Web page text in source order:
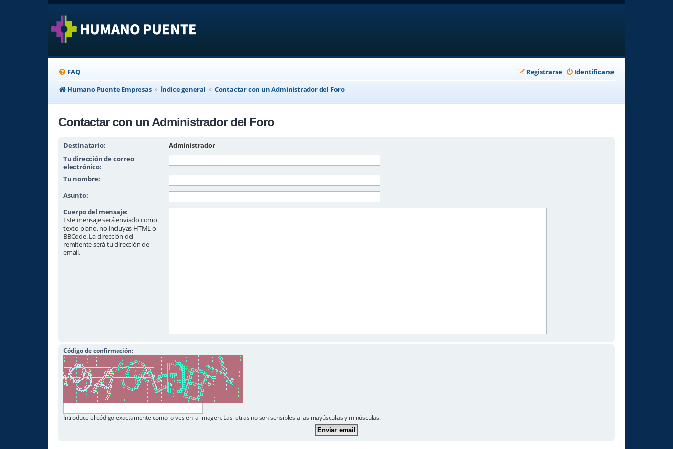
FAQ Identificarse
Registrarse
Humano Puente Empresas
Índice general Contactar con un Administrador del Foro
Contactar con un Administrador del Foro
Destinatario:
Administrador
Tu dirección de correo
electrónico:
Tu nombre:
Asunto:
Cuerpo del mensaje:
Este mensaje será enviado como
texto plano, no incluyas HTML o
BBCode. La dirección del
remitente será tu dirección de
email.
Código de confirmación:
Introduce el código exactamente como lo ves en la imagen. Las letras no son sensibles a las mayúsculas y minúsculas.